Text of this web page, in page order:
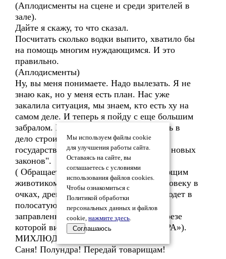
(Аплодисменты на сцене и среди зрителей в
зале).
Дайте я скажу, то что сказал.
Посчитать сколько водки выпито, хватило бы
на помощь многим нуждающимся. И это
правильно.
(Аплодисменты)
Ну, вы меня понимаете. Надо вылезать. Я не
знаю как, но у меня есть план. Нас уже
закалила ситуация, мы знаем, кто есть ху на
самом деле. И теперь я пойду с еще большим
забралом. Мы основательно углУбились в
дело строительства социалистического
государства. Подготовлена целая серия новых
законов".
( Обращается к невысокому, с выпирающим
животиком, бровастому, с лысиной человеку в
очках, дремлющему в кресле. Человек одет в
полосатую под тельняшку майку,
заправленную в брюки, в глубоком вырезе
которой видна татуировка: «ПОЛУНДРА»).
МИХЛЮДА
Саня! Полундра! Передай товарищам!
Мы используем файлы cookie
для улучшения работы сайта.
Оставаясь на сайте, вы
соглашаетесь с условиями
использования файлов cookies.
Чтобы ознакомиться с
Политикой обработки
персональных данных и файлов
cookie, нажмите здесь.
Соглашаюсь